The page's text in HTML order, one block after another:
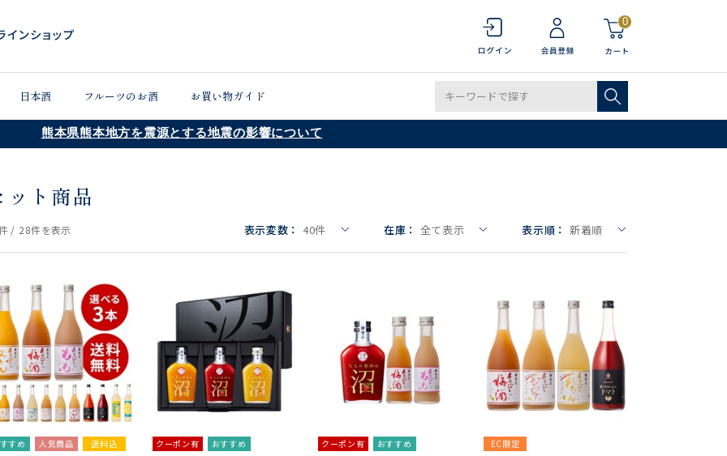
0
日本酒 フルーツのお酒 お買い物ガイド
熊本県熊本地方を震源とする地震の影響について
ット商品
/ 28件を表示 表示変数： 40件 在庫： 全て表示 表示順： 新着順
すめ 人気商品 送料込 クーポン有
おすすめ
クーポン有
おすすめ
EC限定